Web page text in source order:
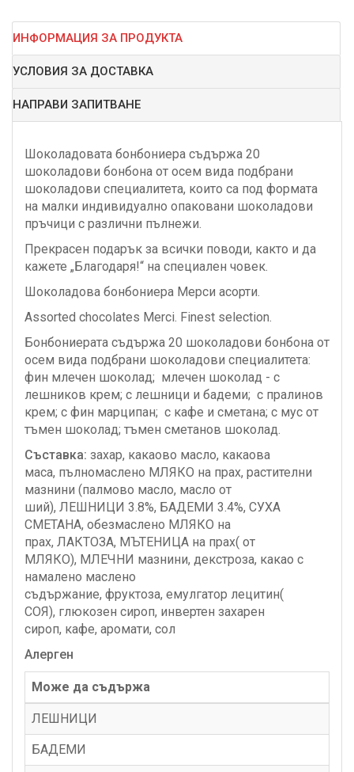
ИНФОРМАЦИЯ ЗА ПРОДУКТА
УСЛОВИЯ ЗА ДОСТАВКА
НАПРАВИ ЗАПИТВАНЕ
Шоколадовата бонбониера съдържа 20
шоколадови бонбона от осем вида подбрани
шоколадови специалитета, които са под формата
на малки индивидуално опаковани шоколадови
пръчици с различни пълнежи.
Прекрасен подарък за всички поводи, както и да
кажете „Благодаря!“ на специален човек.
Шоколадова бонбониера Мерси асорти.
Assorted chocolates Merci. Finest selection.
Бонбониерата съдържа 20 шоколадови бонбона от
осем вида подбрани шоколадови специалитета:
фин млечен шоколад; млечен шоколад - с
лешников крем; с лешници и бадеми; с пралинов
крем; с фин марципан; с кафе и сметана; с мус от
тъмен шоколад; тъмен сметанов шоколад.
Съставка: захар, какаово масло, какаова
маса, пълномаслено МЛЯКО на прах, растителни
мазнини (палмово масло, масло от
ший), ЛЕШНИЦИ 3.8%, БАДЕМИ 3.4%, СУХА
СМЕТАНА, обезмаслено МЛЯКО на
прах, ЛАКТОЗА, МЪТЕНИЦА на прах( от
МЛЯКО), МЛЕЧНИ мазнини, декстроза, какао с
намалено маслено
съдържание, фруктоза, емулгатор лецитин(
СОЯ), глюкозен сироп, инвертен захарен
сироп, кафе, аромати, сол
Алерген
Може да съдържа
ЛЕШНИЦИ
БАДЕМИ